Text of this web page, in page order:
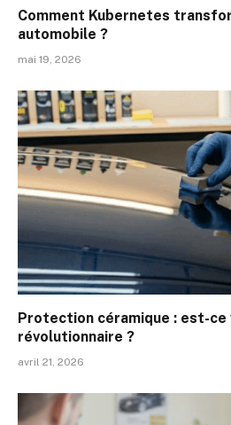
Comment Kubernetes
automobile ?
mai 19, 2026
Protection céramique : est-ce
révolutionnaire ?
avril 21, 2026